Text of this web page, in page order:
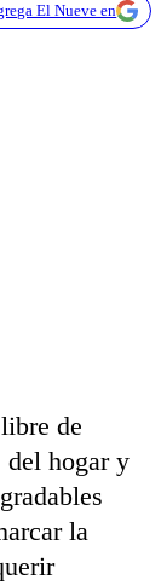
El Nueve en
de
del hogar y
la